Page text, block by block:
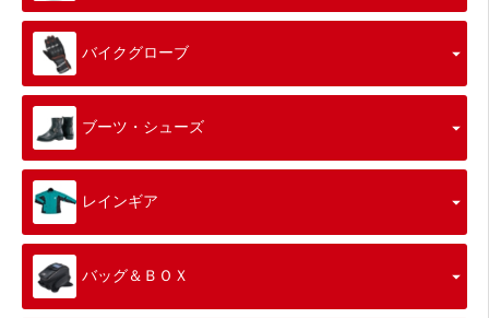
バイクグローブ
ブーツ・シューズ
レインギア
バッグ＆ＢＯＸ